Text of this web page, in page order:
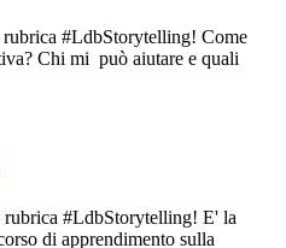
rubrica #LdbStorytelling! Come
Chi mi può aiutare e quali
rubrica #LdbStorytelling! E' la
di apprendimento sulla